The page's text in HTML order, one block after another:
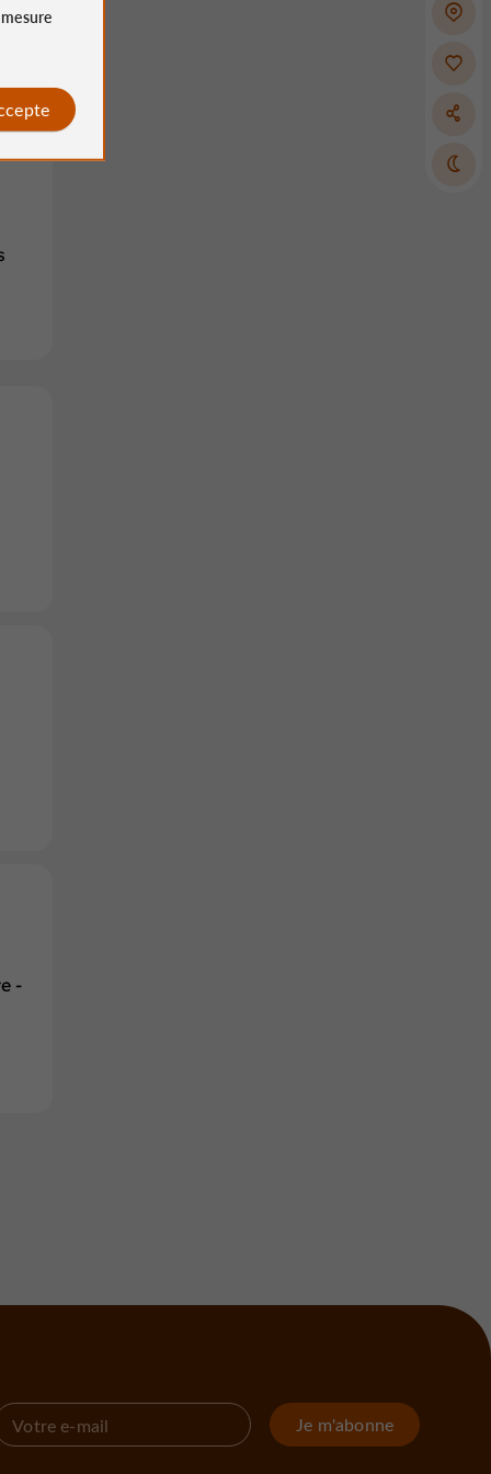
la
-
Je m'abonne
mesure